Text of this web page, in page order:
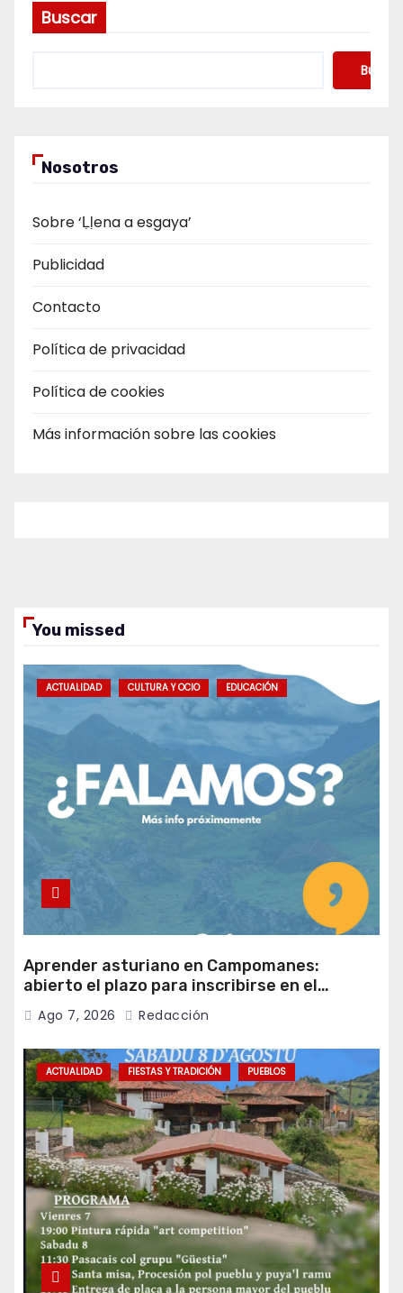
Buscar
Buscar
Nosotros
Sobre ‘Ḷḷena a esgaya’
Publicidad
Contacto
Política de privacidad
Política de cookies
Más información sobre las cookies
You missed
ACTUALIDAD CULTURA Y OCIO EDUCACIÓN
Aprender asturiano en Campomanes:
abierto el plazo para inscribirse en el
programa Falamos
Ago 7, 2026 Redacción
ACTUALIDAD FIESTAS Y TRADICIÓN PUEBLOS